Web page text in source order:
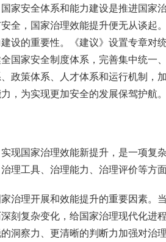
家安全体系和能力建设是推进国家
全，国家治理效能提升便无从谈起
设的重要性。《建议》设置专章对
国家安全制度体系，完善集中统一
政策体系、人才体系和运行机制，
，为实现更加安全的发展保驾护航。
现国家治理效能新提升，是一项复
理工具、治理能力、治理评价等方面
治理开展和效能提升的重要因素。
刻复杂变化，给国家治理现代化进
洞察力、更清晰的判断力加强对治